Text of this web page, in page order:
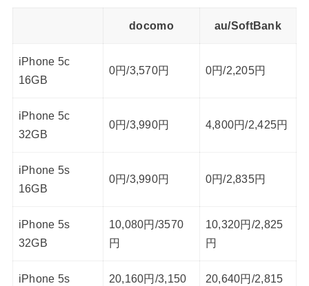
docomo au/SoftBank
iPhone 5c
16GB
0円/3,570円 0円/2,205円
iPhone 5c
32GB
0円/3,990円 4,800円/2,425円
iPhone 5s
16GB
0円/3,990円 0円/2,835円
iPhone 5s
32GB
10,080円/3570
円
10,320円/2,825
円
iPhone 5s
20,160円/3,150
20,640円/2,815